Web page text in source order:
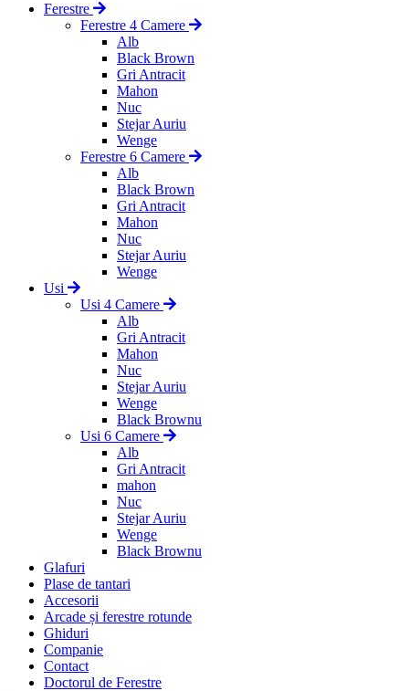
Ferestre
Ferestre 4 Camere
Alb
Black Brown
Gri Antracit
Mahon
Nuc
Stejar Auriu
Wenge
Ferestre 6 Camere
Alb
Black Brown
Gri Antracit
Mahon
Nuc
Stejar Auriu
Wenge
Usi
Usi 4 Camere
Alb
Gri Antracit
Mahon
Nuc
Stejar Auriu
Wenge
Black Brownu
Usi 6 Camere
Alb
Gri Antracit
mahon
Nuc
Stejar Auriu
Wenge
Black Brownu
Glafuri
Plase de tantari
Accesorii
Arcade și ferestre rotunde
Ghiduri
Companie
Contact
Doctorul de Ferestre